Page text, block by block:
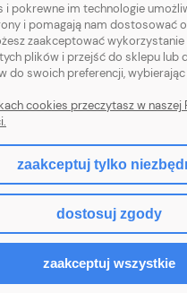
PYTEL| ul. Wesoła 91, 34-300
960-697| NIP: 5532389225
Sklep internetowy Shoper.pl
i pokrewne im technologie
i pomagają nam dostosować
zaakceptować wykorzystanie
plików i przejść do sklepu lub
do swoich preferencji,
cookies przeczytasz w naszej
zaakceptuj tylko
dostosuj zgody
zaakceptuj wszystkie